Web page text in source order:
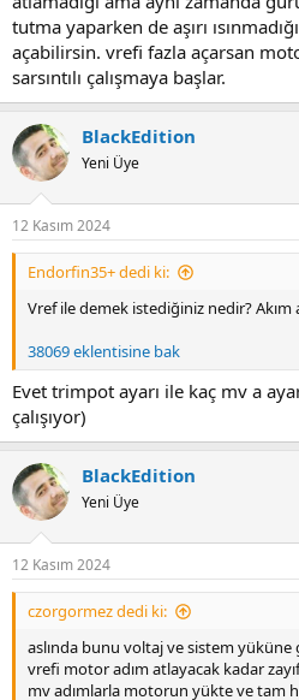
tutma yaparken de aşırı
açabilirsin. vrefi fazla açarsan
sarsıntılı çalışmaya başlar.
BlackEdition
Yeni Üye
12 Kasım 2024
Endorfin35+ dedi ki:
Vref ile demek istediğiniz nedir?
38069 eklentisine bak
Evet trimpot ayarı ile kaç mv a
çalışıyor)
BlackEdition
Yeni Üye
12 Kasım 2024
czorgormez dedi ki:
aslında bunu voltaj ve sistem
vrefi motor adım atlayacak kadar
mv adımlarla motorun yükte ve tam